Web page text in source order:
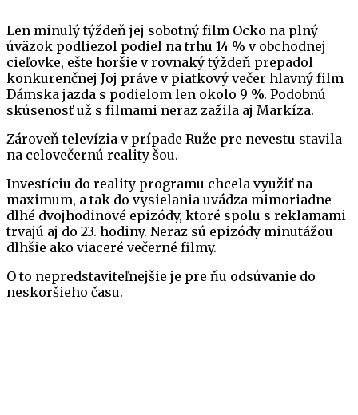
Len minulý týždeň jej sobotný film Ocko na plný
úväzok podliezol podiel na trhu 14 % v obchodnej
cieľovke, ešte horšie v rovnaký týždeň prepadol
konkurenčnej Joj práve v piatkový večer hlavný film
Dámska jazda s podielom len okolo 9 %. Podobnú
skúsenosť už s filmami neraz zažila aj Markíza.
Zároveň televízia v prípade Ruže pre nevestu stavila
na celovečernú reality šou.
Investíciu do reality programu chcela využiť na
maximum, a tak do vysielania uvádza mimoriadne
dlhé dvojhodinové epizódy, ktoré spolu s reklamami
trvajú aj do 23. hodiny. Neraz sú epizódy minutážou
dlhšie ako viaceré večerné filmy.
O to nepredstaviteľnejšie je pre ňu odsúvanie do
neskoršieho času.